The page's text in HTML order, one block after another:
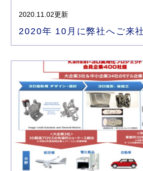
2020.11.02更新
2020年 10月に弊社へご来